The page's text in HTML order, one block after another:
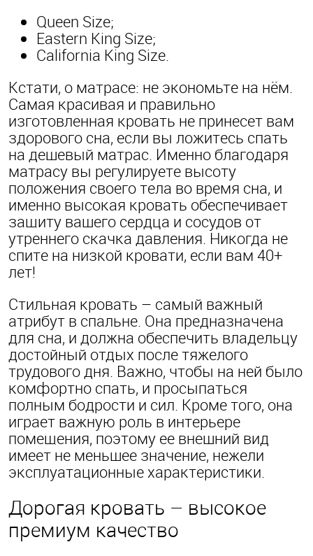
Queen Size;
Eastern King Size;
California King Size.
Кстати, о матрасе: не экономьте на нём.
Самая красивая и правильно
изготовленная кровать не принесет вам
здорового сна, если вы ложитесь спать
на дешевый матрас. Именно благодаря
матрасу вы регулируете высоту
положения своего тела во время сна, и
именно высокая кровать обеспечивает
защиту вашего сердца и сосудов от
утреннего скачка давления. Никогда не
спите на низкой кровати, если вам 40+
лет!
Стильная кровать – самый важный
атрибут в спальне. Она предназначена
для сна, и должна обеспечить владельцу
достойный отдых после тяжелого
трудового дня. Важно, чтобы на ней было
комфортно спать, и просыпаться
полным бодрости и сил. Кроме того, она
играет важную роль в интерьере
помещения, поэтому ее внешний вид
имеет не меньшее значение, нежели
эксплуатационные характеристики.
Дорогая кровать – высокое
премиум качество